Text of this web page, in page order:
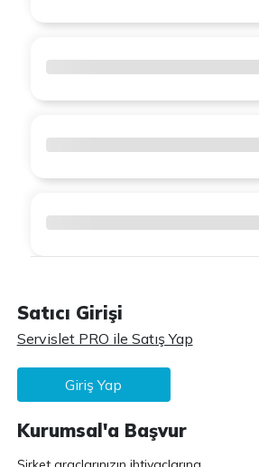
Satıcı Girişi
Servislet PRO ile Satış Yap
Giriş Yap
Kurumsal'a Başvur